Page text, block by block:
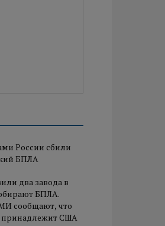
России сбили
БПЛА
два завода в
БПЛА.
сообщают, что
принадлежит США